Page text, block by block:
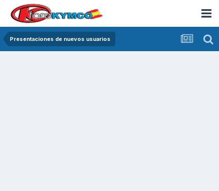
Presentaciones de nuevos usuarios